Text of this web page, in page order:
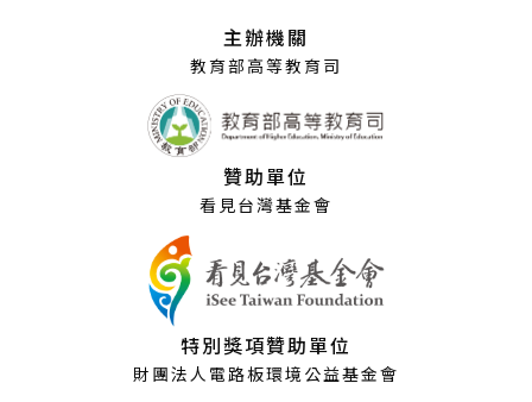
主辦機關
教育部高等教育司
贊助單位
看見台灣基金會
特別獎項贊助單位
財團法人電路板環境公益基金會